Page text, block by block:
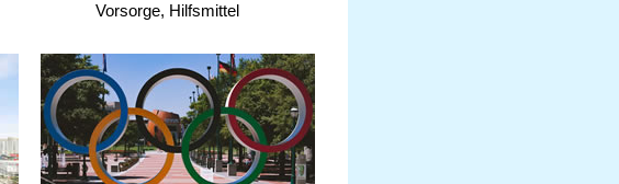
Vorsorge, Hilfsmittel